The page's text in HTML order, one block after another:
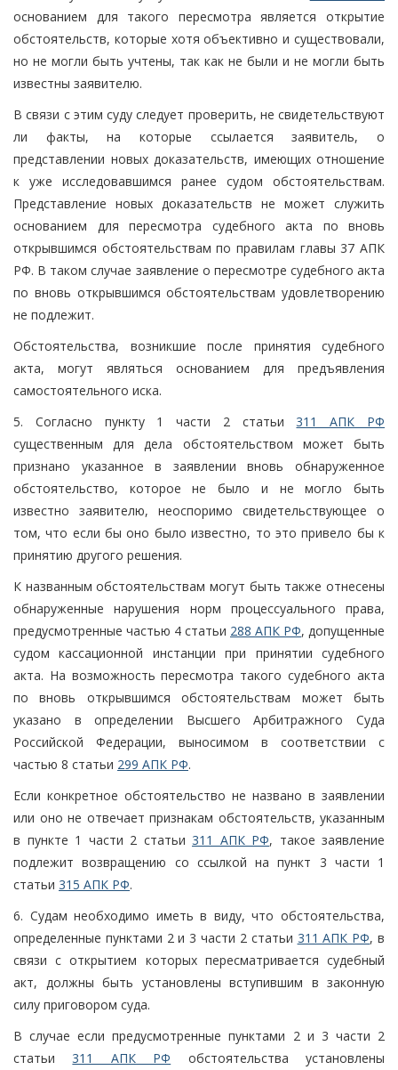
основанием для такого пересмотра является открытие
обстоятельств, которые хотя объективно и существовали,
но не могли быть учтены, так как не были и не могли быть
известны заявителю.
В связи с этим суду следует проверить, не свидетельствуют
ли факты, на которые ссылается заявитель, о
представлении новых доказательств, имеющих отношение
к уже исследовавшимся ранее судом обстоятельствам.
Представление новых доказательств не может служить
основанием для пересмотра судебного акта по вновь
открывшимся обстоятельствам по правилам главы 37 АПК
РФ. В таком случае заявление о пересмотре судебного акта
по вновь открывшимся обстоятельствам удовлетворению
не подлежит.
Обстоятельства, возникшие после принятия судебного
акта, могут являться основанием для предъявления
самостоятельного иска.
5. Согласно пункту 1 части 2 статьи311 АПК РФ
существенным для дела обстоятельством может быть
признано указанное в заявлении вновь обнаруженное
обстоятельство, которое не было и не могло быть
известно заявителю, неоспоримо свидетельствующее о
том, что если бы оно было известно, то это привело бы к
принятию другого решения.
К названным обстоятельствам могут быть также отнесены
обнаруженные нарушения норм процессуального права,
предусмотренные частью 4 статьи 288 АПК РФ, допущенные
судом кассационной инстанции при принятии судебного
акта. На возможность пересмотра такого судебного акта
по вновь открывшимся обстоятельствам может быть
указано в определении Высшего Арбитражного Суда
Российской Федерации, выносимом в соответствии с
частью 8 статьи 299 АПК РФ.
Если конкретное обстоятельство не названо в заявлении
или оно не отвечает признакам обстоятельств, указанным
в пункте 1 части 2 статьи 311 АПК РФ, такое заявление
подлежит возвращению со ссылкой на пункт 3 части 1
статьи 315 АПК РФ.
6. Судам необходимо иметь в виду, что обстоятельства,
определенные пунктами 2 и 3 части 2 статьи 311 АПК РФ, в
связи с открытием которых пересматривается судебный
акт, должны быть установлены вступившим в законную
силу приговором суда.
В случае если предусмотренные пунктами 2 и 3 части 2
статьи311 АПК РФ обстоятельства установлены